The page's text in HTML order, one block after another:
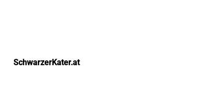
SchwarzerKater.at